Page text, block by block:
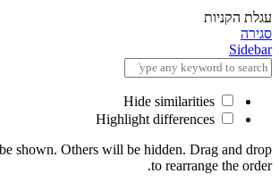
עגלת הקניות
סגירה
Sidebar
shown. Others will be hidden. Drag and drop
to rearrange the order.